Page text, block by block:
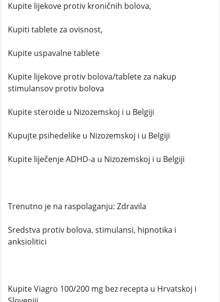
Kupite lijekove protiv kroničnih bolova,
Kupiti tablete za ovisnost,
Kupite uspavalne tablete
Kupite lijekove protiv bolova/tablete za nakup
stimulansov protiv bolova
Kupite steroide u Nizozemskoj i u Belgiji
Kupujte psihedelike u Nizozemskoj i u Belgiji
Kupite liječenje ADHD-a u Nizozemskoj i u Belgiji
Trenutno je na raspolaganju: Zdravila
Sredstva protiv bolova, stimulansi, hipnotika i
anksiolitici
Kupite Viagro 100/200 mg bez recepta u Hrvatskoj i